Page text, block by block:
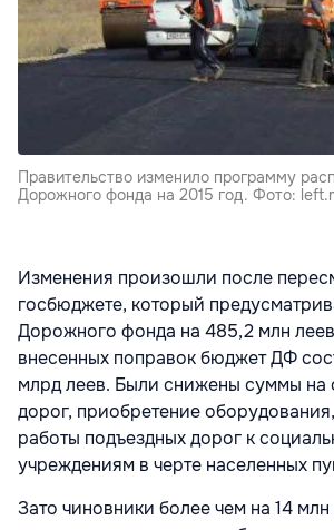
Правительство изменило программу
Дорожного фонда на 2015 год. Фото:
Изменения произошли после
госбюджете, который
Дорожного фонда на 485,2 млн
внесенных поправок бюджет ДФ
млрд леев. Были снижены суммы на
дорог, приобретение
работы подъездных дорог к
учреждениям в черте населенных
Зато чиновники более чем на 14